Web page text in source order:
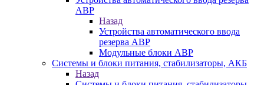
АВР
Назад
Устройства автоматического ввода
резерва АВР
Модульные блоки АВР
Системы и блоки питания, стабилизаторы, АКБ
Назад